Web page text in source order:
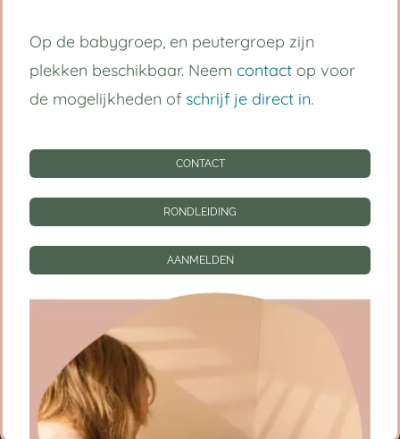
Handige links
Kinderdagverblijf Utrecht Centrum
Peutergroep
Tarieven
RONDLEIDING
AANMELDEN
Privacy instellingen
Op de babygroep, en peutergroep zijn
plekken beschikbaar. Neem contact op voor
de mogelijkheden of schrijf je direct in.
CONTACT
RONDLEIDING
AANMELDEN